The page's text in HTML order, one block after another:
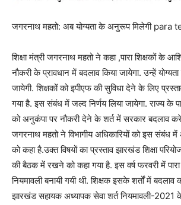
जगरनाथ महतो: अब योग्यता के अनुरूप मिलेगी
शिक्षा मंत्री जगरनाथ महतो ने कहा ,पारा शिक्षकों के
नौकरी के प्रावधान में बदलाव किया जायेगा. उन्हें
जायेगी. शिक्षकों को इपीएफ की सुविधा देने के लिए
गया है. इस संबंध में जल्द निर्णय लिया जायेगा. राज्य के
को अनुकंपा पर नौकरी देने के शर्त में सरकार बदलाव
जगरनाथ महतो ने विभागीय अधिकारियों को इस संबंध
को कहा है.उक्त विषयों का प्रस्ताव झारखंड शिक्षा
की बैठक में रखने को कहा गया है. इस वर्ष फरवरी में पारा
नियमावली बनायी गयी थी. शिक्षक इसके शर्तों में
झारखंड सहायक अध्यापक सेवा शर्त नियमावली-2021 के